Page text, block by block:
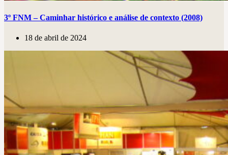
3º FNM – Caminhar histórico e análise de contexto (2008)
18 de abril de 2024